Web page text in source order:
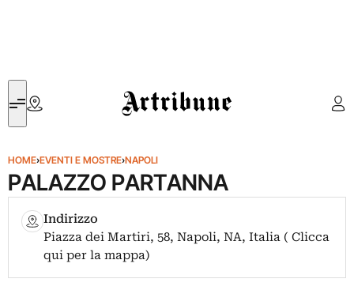
Artribune
HOME›EVENTI E MOSTRE›NAPOLI
PALAZZO PARTANNA
Indirizzo
Piazza dei Martiri, 58, Napoli, NA, Italia ( Clicca
qui per la mappa)